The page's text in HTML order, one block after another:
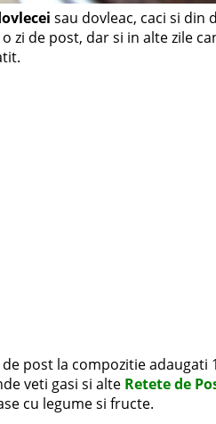
sau dovleac, caci si
zi de post, dar si in alte zile
post la compozitie adaugati
veti gasi si alte Retete de
cu legume si fructe.